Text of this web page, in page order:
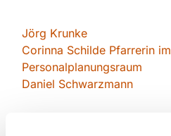
Jörg Krunke
Corinna Schilde Pfarrerin im
Personalplanungsraum
Daniel Schwarzmann